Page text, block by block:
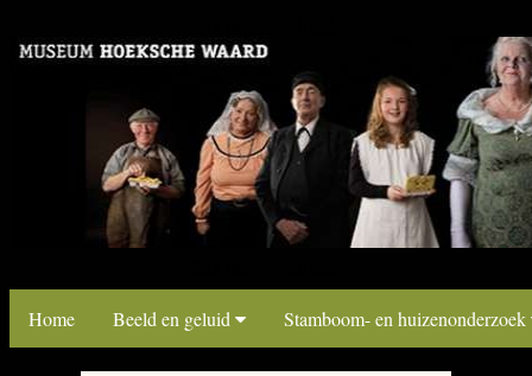
Home Beeld en geluid Stamboom- en huizenonderzoek